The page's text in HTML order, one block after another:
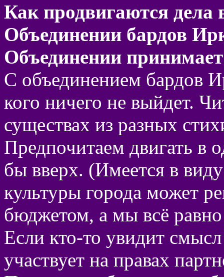
Как продвигаются дела
Объединении бардов
Объединении
С объединением бардов
кого ничего не выйдет.
существах из разных
Предпочитаем двигать в
бы вверх. (Имеется в
культуры города может
бюджетом, а мы всё равно
Если кто-то увидит
участвует на правах